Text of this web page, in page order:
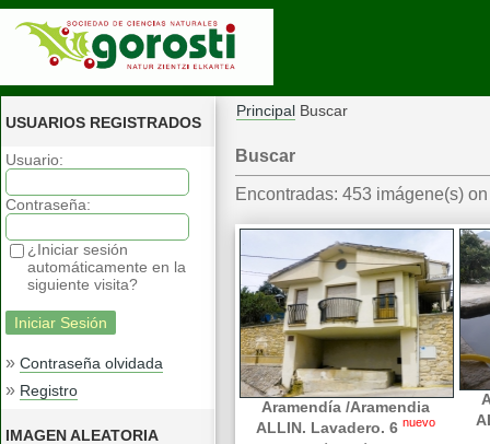
USUARIOS REGISTRADOS
Usuario:
Contraseña:
¿Iniciar sesión
automáticamente en la
siguiente visita?
» Contraseña olvidada
» Registro
IMAGEN ALEATORIA
Principal Buscar
Buscar
Encontradas: 453 imágene(s)
Aramendía /Aramendia
ALLIN. Lavadero. 6 nuevo